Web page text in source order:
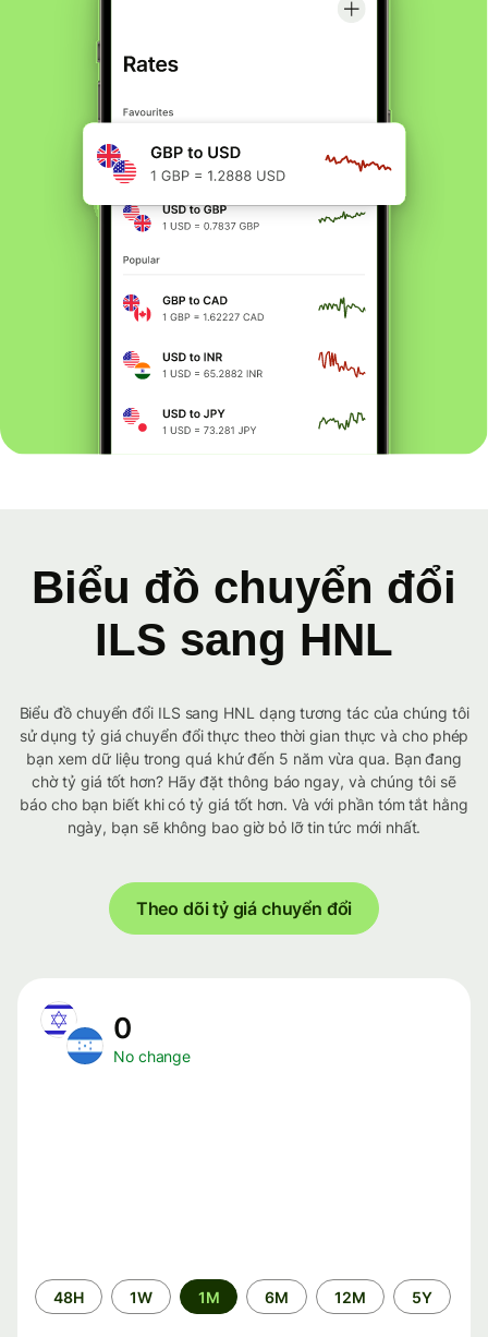
Biểu đồ chuyển đổi
ILS sang HNL
Biểu đồ chuyển đổi ILS sang HNL dạng tương tác của chúng tôi
sử dụng tỷ giá chuyển đổi thực theo thời gian thực và cho phép
bạn xem dữ liệu trong quá khứ đến 5 năm vừa qua. Bạn đang
chờ tỷ giá tốt hơn? Hãy đặt thông báo ngay, và chúng tôi sẽ
báo cho bạn biết khi có tỷ giá tốt hơn. Và với phần tóm tắt hằng
ngày, bạn sẽ không bao giờ bỏ lỡ tin tức mới nhất.
Theo dõi tỷ giá chuyển đổi
0
No change
Time
period
48H 1W 1M 6M 12M 5Y